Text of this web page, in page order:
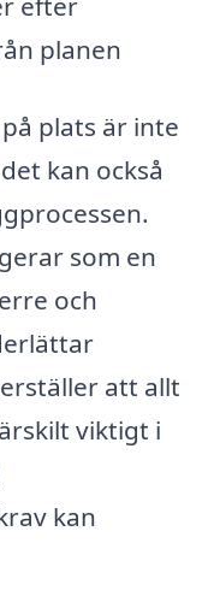
planen
plats är inte
kan också
som en
och
att allt
viktigt i
kan